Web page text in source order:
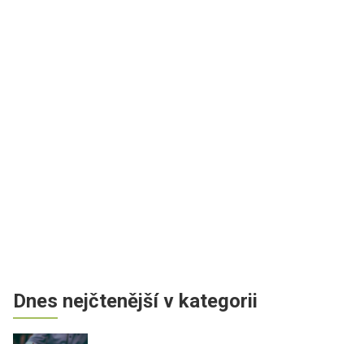
Dnes nejčtenější v kategorii